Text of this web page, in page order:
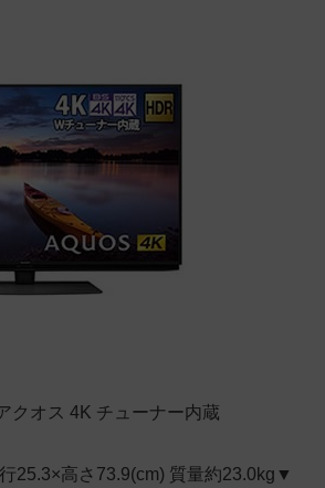
クオス 4K チューナー内蔵
25.3×高さ73.9(cm) 質量約23.0kg▼